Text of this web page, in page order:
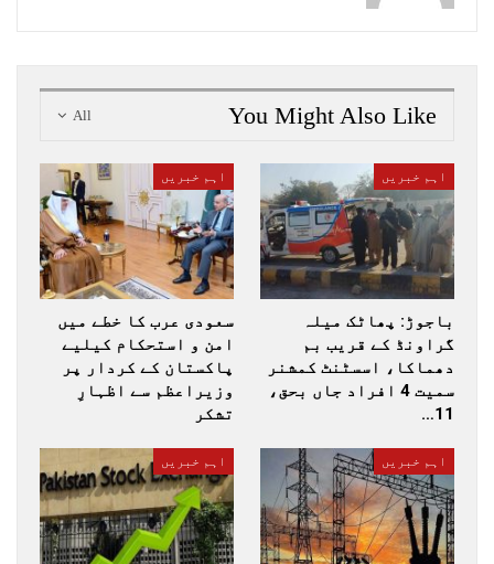
All You Might Also Like
اہم خبریں
باجوڑ: پھاٹک میلہ
گراونڈ کے قریب بم
دھماکا، اسسٹنٹ کمشنر
سمیت 4 افراد جاں بحق،
11…
اہم خبریں
سعودی عرب کا خطے میں
امن و استحکام کیلیے
پاکستان کے کردار پر
وزیراعظم سے اظہارِ
تشکر
اہم خبریں اہم خبریں